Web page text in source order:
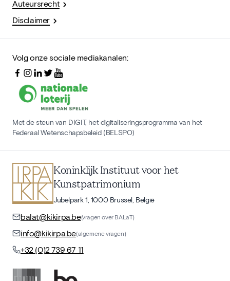
Auteursrecht
Disclaimer
Volg onze sociale mediakanalen:
Met de steun van DIGIT, het digitaliseringsprogramma van het
Federaal Wetenschapsbeleid (BELSPO)
Koninklijk Instituut voor het
Kunstpatrimonium
Jubelpark 1, 1000 Brussel, België
balat@kikirpa.be(vragen over BALaT)
info@kikirpa.be(algemene vragen)
+32 (0)2 739 67 11